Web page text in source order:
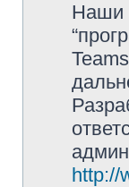
Наши
http://